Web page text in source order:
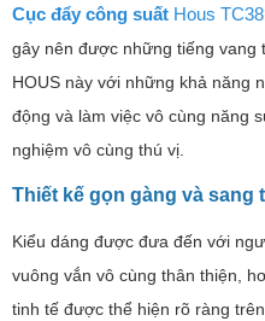
Cục đẩy công suất Hous
gây nên được những tiếng vang
HOUS này với những khả năng
động và làm việc vô cùng năng
nghiệm vô cùng thú vị.
Thiết kế gọn gàng và sang
Kiểu dáng được đưa đến với
vuông vắn vô cùng thân thiện,
tinh tế được thể hiện rõ ràng